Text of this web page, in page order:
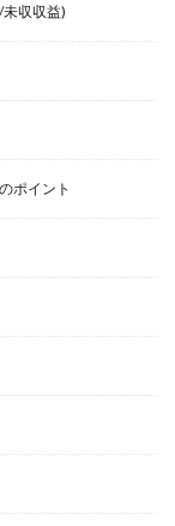
収収益)
ポイント